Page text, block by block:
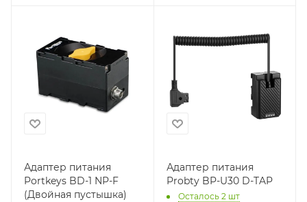
Адаптер питания
Portkeys BD-1 NP-F
(Двойная пустышка)
Адаптер питания
Probty BP-U30 D-TAP
Осталось 2 шт